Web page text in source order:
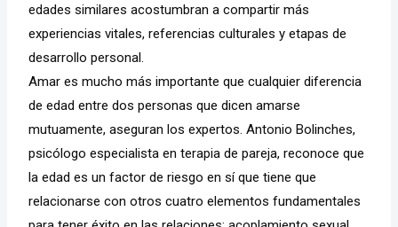
edades similares acostumbran a compartir más
experiencias vitales, referencias culturales y etapas de
desarrollo personal.
Amar es mucho más importante que cualquier diferencia
de edad entre dos personas que dicen amarse
mutuamente, aseguran los expertos. Antonio Bolinches,
psicólogo especialista en terapia de pareja, reconoce que
la edad es un factor de riesgo en sí que tiene que
relacionarse con otros cuatro elementos fundamentales